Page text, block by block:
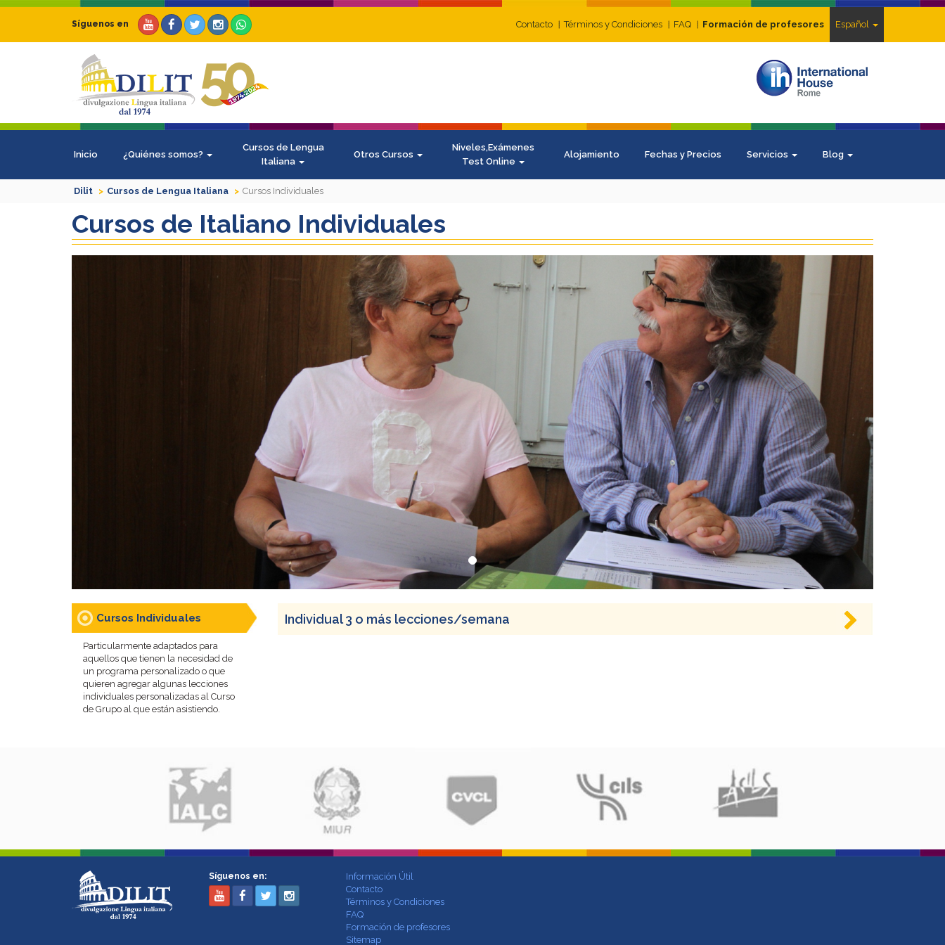
Contacto Términos y Condiciones FAQ Formación de profesores Español
Síguenos en
Inicio ¿Quiénes somos?
Cursos de Lengua
Italiana
Otros Cursos
Niveles,Exámenes
Test Online
Alojamiento Fechas y Precios Servicios Blog
Dilit Cursos de Lengua Italiana Cursos Individuales
Cursos de Italiano Individuales
Cursos Individuales
Particularmente adaptados para
aquellos que tienen la necesidad de
un programa personalizado o que
quieren agregar algunas lecciones
individuales personalizadas al Curso
de Grupo al que están asistiendo.
Individual 3 o más lecciones/semana
Síguenos en:
Información Útil
Contacto
Términos y Condiciones
FAQ
Formación de profesores
Sitemap